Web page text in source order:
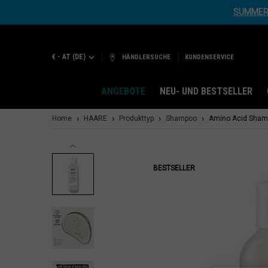
€ - AT (DE) HÄNDLERSUCHE KUNDENSERVICE
ANGEBOTE NEU- UND BESTSELLER
Home HAARE Produkttyp Shampoo Amino Acid
BESTSELLER